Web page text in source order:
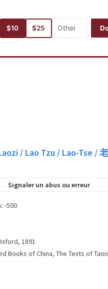
Catégories Langues
$10 $25
/ Lao Tzu / Lao-Tse /
Signaler un abus ou erreur
-500
1891
Books of China, The Texts of